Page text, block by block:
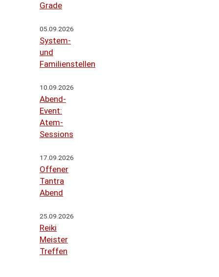
Grade
05.09.2026
System-
und
Familienstellen
10.09.2026
Abend-
Event:
Atem-
Sessions
17.09.2026
Offener
Tantra
Abend
25.09.2026
Reiki
Meister
Treffen